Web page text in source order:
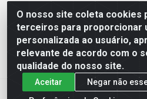
O nosso site coleta cookies
terceiros para proporcionar
personalizada ao usuário,
relevante de acordo com o
qualidade do nosso site.
Aceitar
Negar não
Kgmlan Distribuidora LTDA -
Rua Pedro de Barros
- CEP